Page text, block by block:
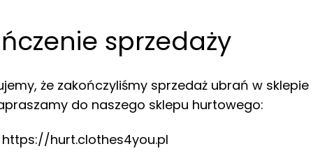
sprzedaży
że zakończyliśmy sprzedaż ubrań w sklepie
do naszego sklepu hurtowego:
https://hurt.clothes4you.pl